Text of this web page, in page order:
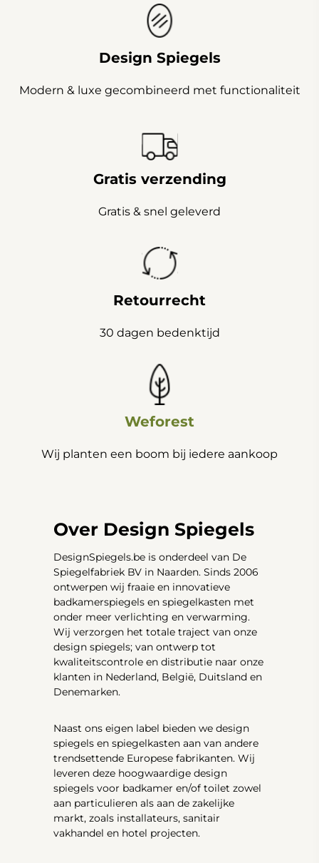
Design Spiegels
Modern & luxe gecombineerd met functionaliteit
Gratis verzending
Gratis & snel geleverd
Retourrecht
30 dagen bedenktijd
Weforest
Wij planten een boom bij iedere aankoop
Over Design Spiegels
DesignSpiegels.be is onderdeel van De
Spiegelfabriek BV in Naarden. Sinds 2006
ontwerpen wij fraaie en innovatieve
badkamerspiegels en spiegelkasten met
onder meer verlichting en verwarming.
Wij verzorgen het totale traject van onze
design spiegels; van ontwerp tot
kwaliteitscontrole en distributie naar onze
klanten in Nederland, België, Duitsland en
Denemarken.
Naast ons eigen label bieden we design
spiegels en spiegelkasten aan van andere
trendsettende Europese fabrikanten. Wij
leveren deze hoogwaardige design
spiegels voor badkamer en/of toilet zowel
aan particulieren als aan de zakelijke
markt, zoals installateurs, sanitair
vakhandel en hotel projecten.